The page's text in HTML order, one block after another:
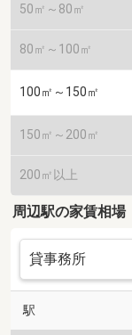
50㎡～80㎡
80㎡～100㎡
100㎡～150㎡
150㎡～200㎡
200㎡以上
周辺駅の家賃相場
駅